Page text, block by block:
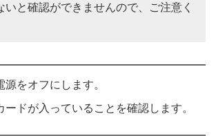
いと確認ができませんので、ご注意く
源をオフにします。
ードが入っていることを確認します。